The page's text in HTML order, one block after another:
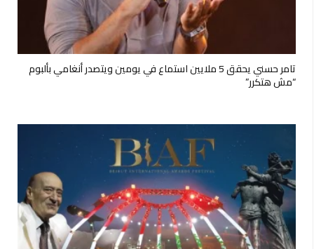
تامر حسني يحقق 5 ملايين استماع في يومين ويتصدر أنغامي بألبوم
“مش هتكرر”